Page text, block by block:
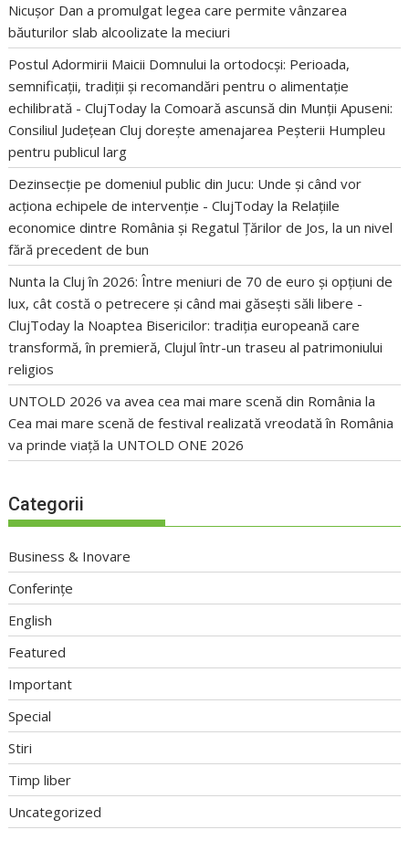
Nicușor Dan a promulgat legea care permite vânzarea
băuturilor slab alcoolizate la meciuri
Postul Adormirii Maicii Domnului la ortodocși: Perioada,
semnificații, tradiții și recomandări pentru o alimentație
echilibrată - ClujToday laComoară ascunsă din Munții Apuseni:
Consiliul Județean Cluj dorește amenajarea Peșterii Humpleu
pentru publicul larg
Dezinsecție pe domeniul public din Jucu: Unde și când vor
acționa echipele de intervenție - ClujToday la Relațiile
economice dintre România și Regatul Țărilor de Jos, la un nivel
fără precedent de bun
Nunta la Cluj în 2026: Între meniuri de 70 de euro și opțiuni de
lux, cât costă o petrecere și când mai găsești săli libere -
ClujToday la Noaptea Bisericilor: tradiția europeană care
transformă, în premieră, Clujul într-un traseu al patrimoniului
religios
UNTOLD 2026 va avea cea mai mare scenă din România la
Cea mai mare scenă de festival realizată vreodată în România
va prinde viață la UNTOLD ONE 2026
Categorii
Business & Inovare
Conferințe
English
Featured
Important
Special
Stiri
Timp liber
Uncategorized